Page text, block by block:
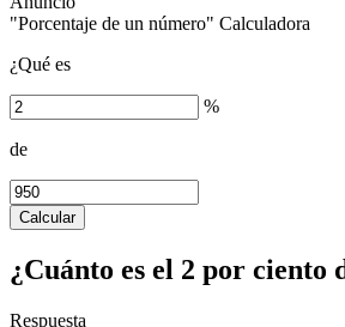
"Porcentaje de un número" Calculadora
¿Qué es
%
de
Calcular
¿Cuánto es el 2 por ciento
Respuesta